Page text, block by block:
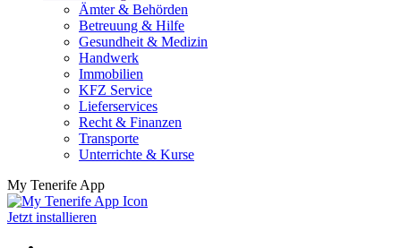
Ämter & Behörden
Betreuung & Hilfe
Gesundheit & Medizin
Handwerk
Immobilien
KFZ Service
Lieferservices
Recht & Finanzen
Transporte
Unterrichte & Kurse
My Tenerife App
Jetzt installieren